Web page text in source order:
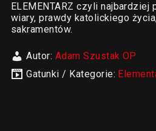
ELEMENTARZ czyli
wiary, prawdy katolickiego
sakramentów.
Autor: Adam Szustak OP
Gatunki / Kategorie: